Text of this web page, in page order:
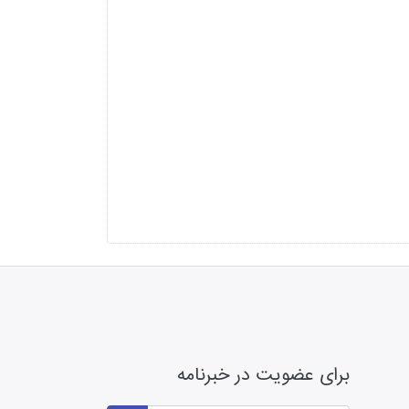
برای عضویت در خبرنامه